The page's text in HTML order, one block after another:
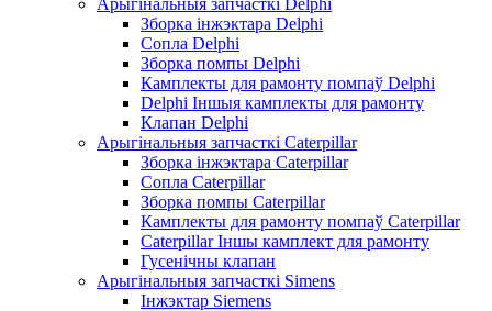
Арыгінальныя запчасткі Delphi
Зборка інжэктара Delphi
Сопла Delphi
Зборка помпы Delphi
Камплекты для рамонту помпаў Delphi
Delphi Іншыя камплекты для рамонту
Клапан Delphi
Арыгінальныя запчасткі Caterpillar
Зборка інжэктара Caterpillar
Сопла Caterpillar
Зборка помпы Caterpillar
Камплекты для рамонту помпаў Caterpillar
Caterpillar Іншы камплект для рамонту
Гусенічны клапан
Арыгінальныя запчасткі Simens
Інжэктар Siemens